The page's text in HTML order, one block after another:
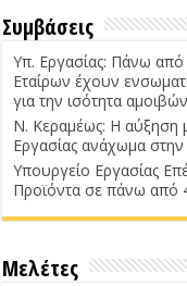
Συμβάσεις
Υπ. Εργασίας: Πάνω
Εταίρων έχουν
για την ισότητα αμοιβών
Ν. Κεραμέως: Η
Εργασίας ανάχωμα στην
Υπουργείο Εργασίας
Προϊόντα σε πάνω από
Μελέτες